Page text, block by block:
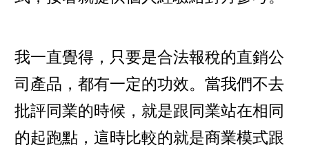
我一直覺得，只要是合法報稅的直銷公
司產品，都有一定的功效。當我們不去
批評同業的時候，就是跟同業站在相同
的起跑點，這時比較的就是商業模式跟